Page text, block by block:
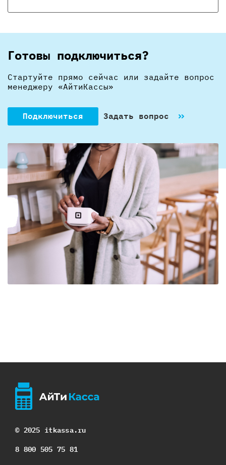
Готовы подключиться?
Стартуйте прямо сейчас или задайте вопрос
менеджеру «АйтиКассы»
Подключиться Задать вопрос
© 2025 itkassa.ru
8 800 505 75 81